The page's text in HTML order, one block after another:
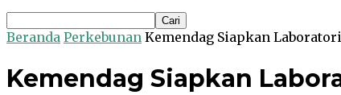
Beranda Perkebunan Kemendag Siapkan
Kemendag Siapkan